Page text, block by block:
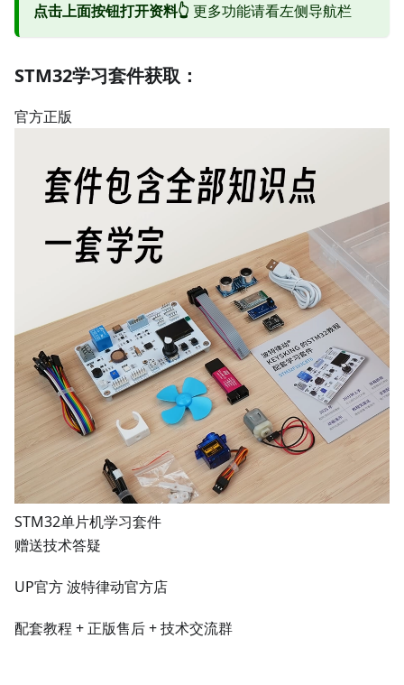
点击上面按钮打开资料👆 更多功能请看左侧导航栏
STM32学习套件获取：
官方正版
STM32单片机学习套件
赠送技术答疑
UP官方波特律动官方店
配套教程 + 正版售后 + 技术交流群